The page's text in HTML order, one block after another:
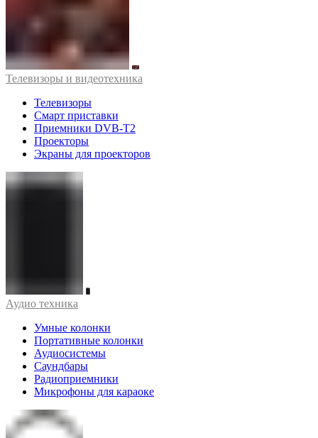
Телевизоры и видеотехника
Телевизоры
Смарт приставки
Приемники DVB-T2
Проекторы
Экраны для проекторов
Аудио техника
Умные колонки
Портативные колонки
Аудиосистемы
Саундбары
Радиоприемники
Микрофоны для караоке